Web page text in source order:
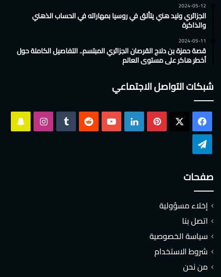
2024-05-12
الجزائري وليد هني يتألق في روسيا بمهاراته في الحساب الذهني
والذاكرة
2024-05-11
قصة حمزة بن دلاج القرصان الجزائري المبتسم.. التفاصيل الكاملة حول
أخطر هاكر على مستوى العالم
شبكات التواصل الاجتماعي
فيسبوك بينتيريست لينكدإن ‫YouTube انستقرام
صفحات
إخلاء مسؤولية
اتصل بنا
سياسة الخصوصية
شروط الاستخدام
من نحن